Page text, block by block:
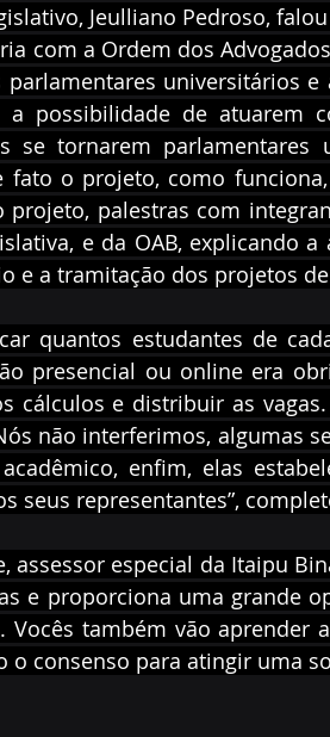
Jeulliano Pedroso,
com a Ordem dos
parlamentares universitários
possibilidade de atuarem
se tornarem parlamentares
fato o projeto, como
projeto, palestras com
e da OAB, explicando
e a tramitação dos projetos
quantos estudantes de
presencial ou online era
cálculos e distribuir as
não interferimos, algumas
enfim, elas
seus representantes”,
assessor especial da Itaipu
e proporciona uma grande
Vocês também vão aprender
o consenso para atingir uma